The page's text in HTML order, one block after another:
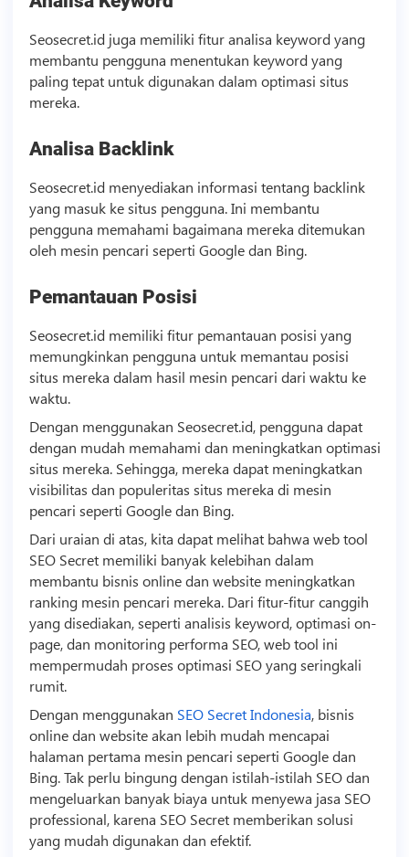
Seosecret.id juga memiliki fitur analisa keyword yang
membantu pengguna menentukan keyword yang
paling tepat untuk digunakan dalam optimasi situs
mereka.
Analisa Backlink
Seosecret.id menyediakan informasi tentang backlink
yang masuk ke situs pengguna. Ini membantu
pengguna memahami bagaimana mereka ditemukan
oleh mesin pencari seperti Google dan Bing.
Pemantauan Posisi
Seosecret.id memiliki fitur pemantauan posisi yang
memungkinkan pengguna untuk memantau posisi
situs mereka dalam hasil mesin pencari dari waktu ke
waktu.
Dengan menggunakan Seosecret.id, pengguna dapat
dengan mudah memahami dan meningkatkan optimasi
situs mereka. Sehingga, mereka dapat meningkatkan
visibilitas dan populeritas situs mereka di mesin
pencari seperti Google dan Bing.
Dari uraian di atas, kita dapat melihat bahwa webtool
SEOSecret memiliki banyak kelebihan dalam
membantu bisnis online dan website meningkatkan
ranking mesin pencari mereka. Dari fitur-fitur canggih
yang disediakan, seperti analisis keyword, optimasi on-
page, dan monitoring performa SEO, web tool ini
mempermudah proses optimasi SEO yang seringkali
rumit.
Dengan menggunakan SEO Secret Indonesia, bisnis
online dan website akan lebih mudah mencapai
halaman pertama mesin pencari seperti Google dan
Bing. Tak perlu bingung dengan istilah-istilah SEO dan
mengeluarkan banyak biaya untuk menyewa jasa SEO
professional, karena SEO Secret memberikan solusi
yang mudah digunakan dan efektif.